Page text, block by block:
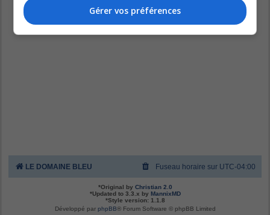
LE DOMAINE BLEU Fuseau horaire sur UTC-04:00
*Original by Christian 2.0
*Updated to 3.3.x by MannixMD
*Style version: 1.1.8
Développé par phpBB® Forum Software © phpBB Limited
Gérer vos préférences